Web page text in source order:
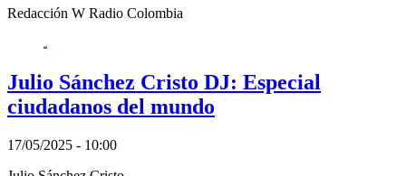
Redacción W Radio Colombia
Julio Sánchez Cristo DJ: Especial
ciudadanos del mundo
17/05/2025 - 10:00